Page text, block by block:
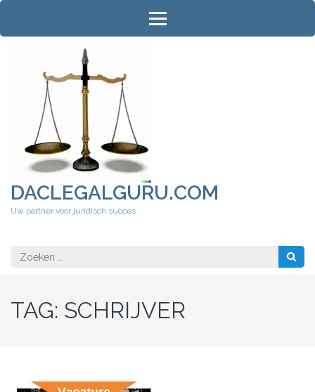
Ga
inhoud
DACLEGALGURU.COM
Uw partner voor juridisch succes
Zoeken
naar:
TAG: SCHRIJVER